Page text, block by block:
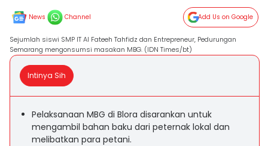
News Channel Add Us on Google
Sejumlah siswi SMP IT Al Fateeh Tahfidz dan Entrepreneur, Pedurungan
Semarang mengonsumsi masakan MBG. (IDN Times/bt)
Intinya Sih
Pelaksanaan MBG di Blora disarankan untuk
mengambil bahan baku dari peternak lokal dan
melibatkan para petani.